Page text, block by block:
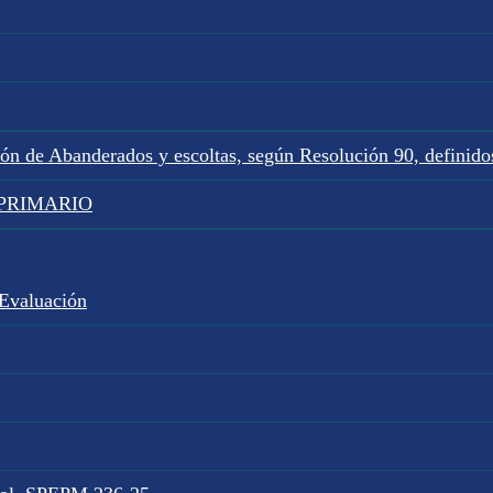
de Abanderados y escoltas, según Resolución 90,